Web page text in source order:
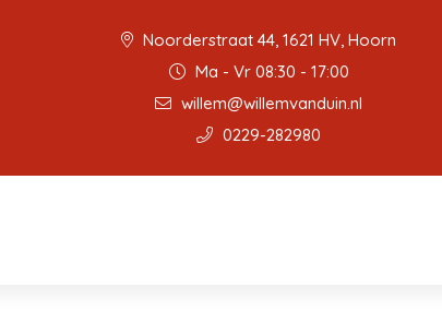
Noorderstraat 44, 1621 HV, Hoorn
Ma - Vr 08:30 - 17:00
willem@willemvanduin.nl
0229-282980